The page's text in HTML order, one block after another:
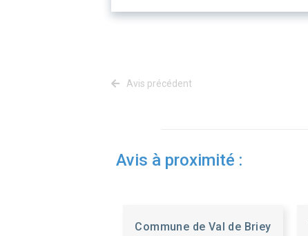
Avis précédent
Avis à proximité :
Commune de Val de Briey